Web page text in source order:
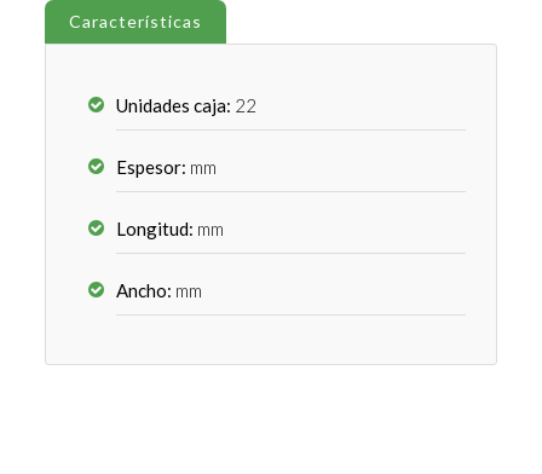
Características
Unidades caja: 22
Espesor: mm
Longitud: mm
Ancho: mm